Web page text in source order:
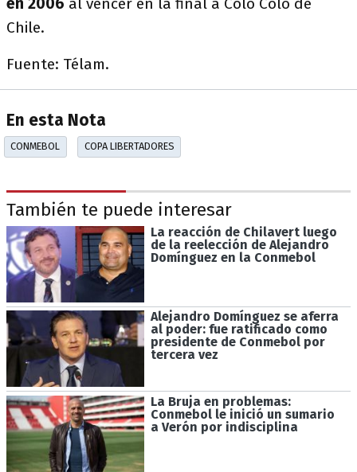
Chile.
Fuente: Télam.
En esta Nota
CONMEBOL COPA LIBERTADORES
También te puede interesar
La reacción de Chilavert luego
de la reelección de Alejandro
Domínguez en la Conmebol
Alejandro Domínguez se aferra
al poder: fue ratificado como
presidente de Conmebol por
tercera vez
La Bruja en problemas:
Conmebol le inició un sumario
a Verón por indisciplina